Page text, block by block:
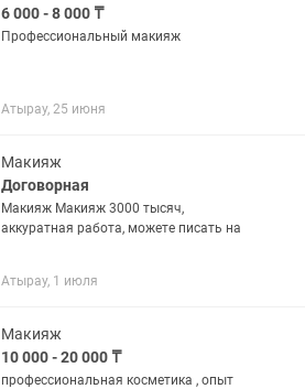
6 000 - 8 000 ₸
Профессиональный макияж
Атырау, 25 июня
Макияж
Договорная
Макияж Макияж 3000 тысяч,
аккуратная работа, можете писать на
Атырау, 1 июля
Макияж
10 000 - 20 000 ₸
профессиональная косметика , опыт